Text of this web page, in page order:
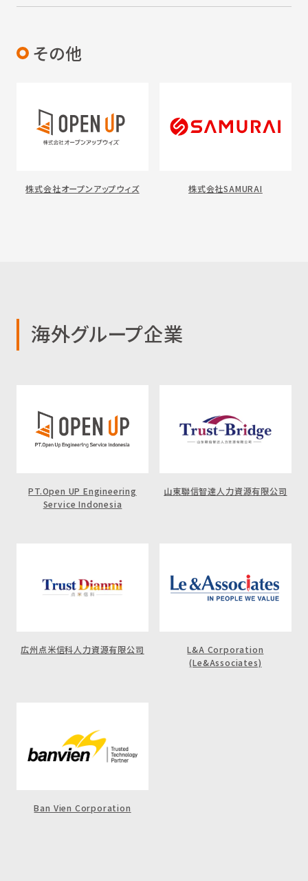
その他
株式会社オープンアップウィズ 株式会社SAMURAI
海外グループ企業
PT.Open UP Engineering
Service Indonesia
山東聯信智達人力資源有限公司
広州点米信科人力資源有限公司
L&A Corporation
(Le&Associates)
Ban Vien Corporation